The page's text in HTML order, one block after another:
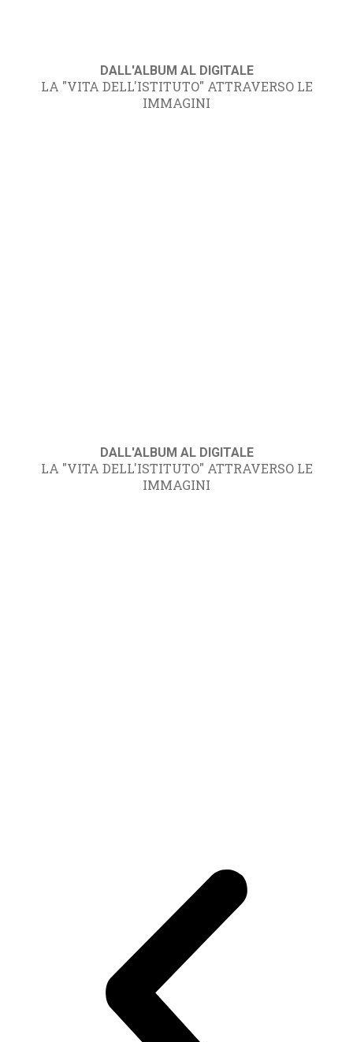
DALL'ALBUM AL DIGITALE
LA "VITA DELL'ISTITUTO" ATTRAVERSO LE
IMMAGINI
DALL'ALBUM AL DIGITALE
LA "VITA DELL'ISTITUTO" ATTRAVERSO LE
IMMAGINI